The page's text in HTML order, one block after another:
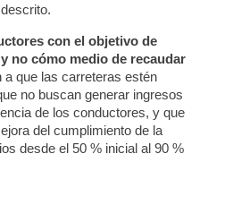
con el objetivo de
no cómo medio de recaudar
a que las carreteras estén
no buscan generar ingresos
de los conductores, y que
del cumplimiento de la
desde el 50 % inicial al 90 %